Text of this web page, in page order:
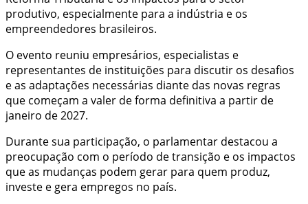
produtivo, especialmente para a indústria e os
empreendedores brasileiros.
O evento reuniu empresários, especialistas e
representantes de instituições para discutir os desafios
e as adaptações necessárias diante das novas regras
que começam a valer de forma definitiva a partir de
janeiro de 2027.
Durante sua participação, o parlamentar destacou a
preocupação com o período de transição e os impactos
que as mudanças podem gerar para quem produz,
investe e gera empregos no país.